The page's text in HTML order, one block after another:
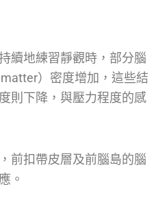
續地練習靜觀時，部分腦
）密度增加，這些結
則下降，與壓力程度的感
前扣帶皮層及前腦島的腦
。